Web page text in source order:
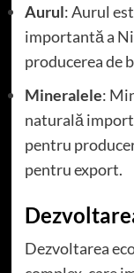
Aurul: Aurul
importantă a
producerea de
Mineralele:
naturală
pentru
pentru export.
Dezvoltarea